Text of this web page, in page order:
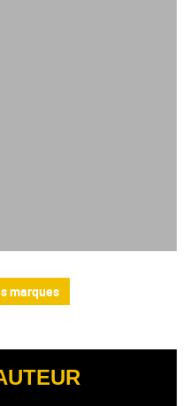
marques